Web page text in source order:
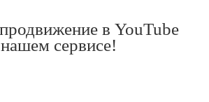
в YouTube
сервисе!